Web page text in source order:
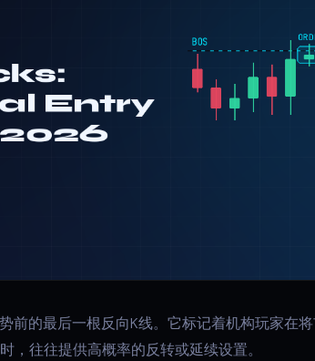
前的最后一根反向K线。它标记着机构玩家在
，往往提供高概率的反转或延续设置。